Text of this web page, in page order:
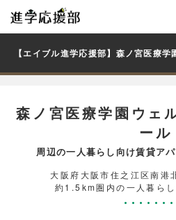
森ノ宮医療学園ウェ
ール
周辺の一人暮らし向け賃貸ア
大阪府大阪市住之江区南港
約1.5km圏内の一人暮ら